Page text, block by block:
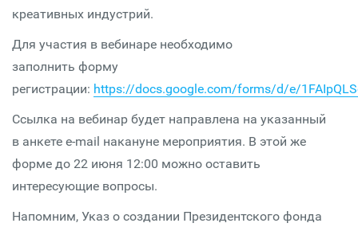
креативных индустрий.
Для участия в вебинаре необходимо
заполнить форму
регистрации: https://docs.google.com/forms/d/e/
Ссылка на вебинар будет направлена на указанный
в анкете e-mail накануне мероприятия. В этой же
форме до 22 июня 12:00 можно оставить
интересующие вопросы.
Напомним, Указ о создании Президентского фонда